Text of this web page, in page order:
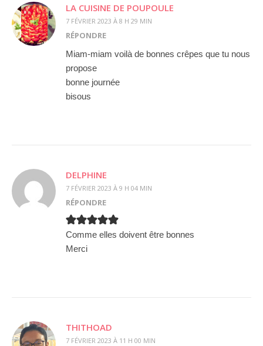
LA CUISINE DE POUPOULE
7 FÉVRIER 2023 À 8 H 29 MIN
RÉPONDRE
Miam-miam voilà de bonnes crêpes que tu nous
propose
bonne journée
bisous
DELPHINE
7 FÉVRIER 2023 À 9 H 04 MIN
RÉPONDRE
Comme elles doivent être bonnes
Merci
THITHOAD
7 FÉVRIER 2023 À 11 H 00 MIN